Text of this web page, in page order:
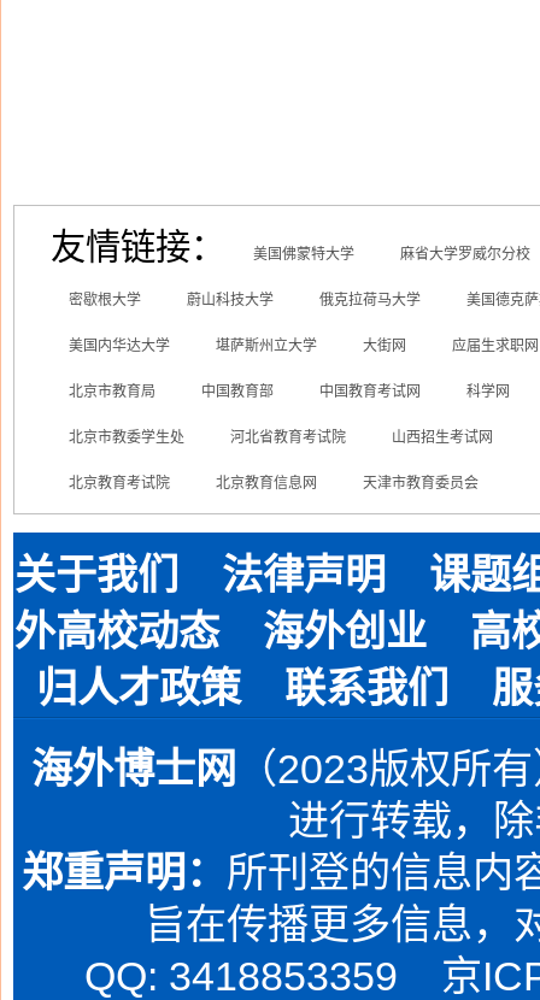
友情链接： 美国佛蒙特大学 麻省大学罗威尔分校
密歇根大学 蔚山科技大学 俄克拉荷马大学 美国德克
美国内华达大学 堪萨斯州立大学 大街网 应届生求职网
北京市教育局 中国教育部 中国教育考试网 科学网
北京市教委学生处 河北省教育考试院 山西招生考试网
北京教育考试院 北京教育信息网 天津市教育委员会
关于我们 法律声明
课题
外高校动态
海外创业
高
归人才政策
联系我们
海外博士网
（2023版权所
进行转载，
郑重声明： 所刊登的信息内
旨在传播更多信息，
QQ: 3418853359 京